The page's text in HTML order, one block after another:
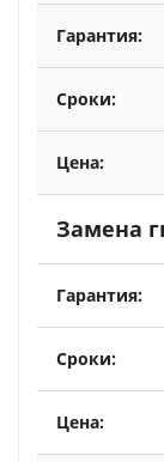
Замена